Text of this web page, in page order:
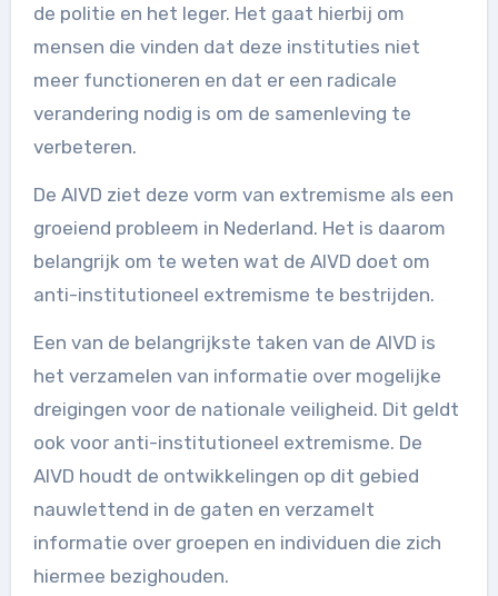
de politie en het leger. Het gaat hierbij om
mensen die vinden dat deze instituties niet
meer functioneren en dat er een radicale
verandering nodig is om de samenleving te
verbeteren.
De AIVD ziet deze vorm van extremisme als een
groeiend probleem in Nederland. Het is daarom
belangrijk om te weten wat de AIVD doet om
anti-institutioneel extremisme te bestrijden.
Een van de belangrijkste taken van de AIVD is
het verzamelen van informatie over mogelijke
dreigingen voor de nationale veiligheid. Dit geldt
ook voor anti-institutioneel extremisme. De
AIVD houdt de ontwikkelingen op dit gebied
nauwlettend in de gaten en verzamelt
informatie over groepen en individuen die zich
hiermee bezighouden.